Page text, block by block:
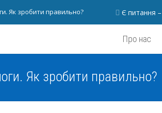
Як зробити правильно? Є питання
Про нас
Як зробити правильно?